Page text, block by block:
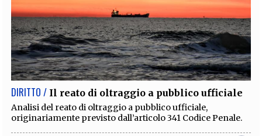
DIRITTO / Il reato di oltraggio a pubblico ufficiale
Analisi del reato di oltraggio a pubblico ufficiale,
originariamente previsto dall’articolo 341 Codice Penale.